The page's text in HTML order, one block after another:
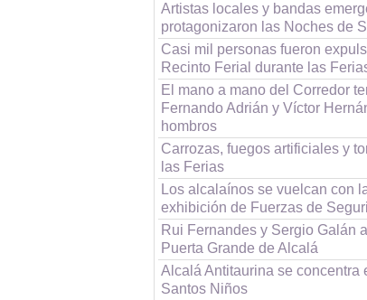
Artistas locales y bandas
protagonizaron las Noches de
Casi mil personas fueron
Recinto Ferial durante las
El mano a mano del Corredor
Fernando Adrián y Víctor
hombros
Carrozas, fuegos artificiales y
las Ferias
Los alcalaínos se vuelcan con
exhibición de Fuerzas de
Rui Fernandes y Sergio Galán
Puerta Grande de Alcalá
Alcalá Antitaurina se concentra
Santos Niños